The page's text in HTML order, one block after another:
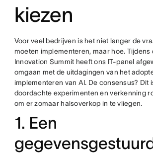
kiezen
Voor veel bedrijven is het niet langer de
moeten implementeren, maar hoe. Tijdens
Innovation Summit heeft ons IT-panel
omgaan met de uitdagingen van het
implementeren van AI. De consensus? Dit
doordachte experimenten en verkenning
om er zomaar halsoverkop in te vliegen.
1. Een